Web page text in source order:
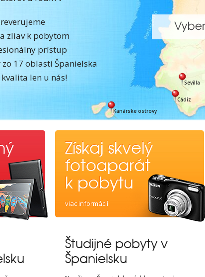
Sevilla
Cádiz
Kanárske ostrovy
zliav k pobytom
prístup
17 oblastí Španielska
len u nás!
Získaj skvelý
fotoaparát
k pobytu
viac informácií
Študijné pobyty v
Španielsku